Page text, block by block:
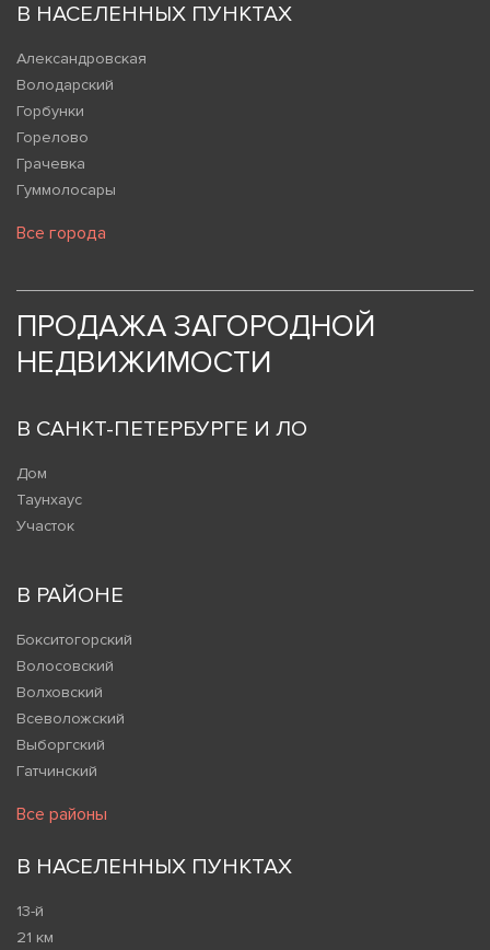
В НАСЕЛЕННЫХ ПУНКТАХ
Александровская
Володарский
Горбунки
Горелово
Грачевка
Гуммолосары
Все города
ПРОДАЖА ЗАГОРОДНОЙ
НЕДВИЖИМОСТИ
В САНКТ-ПЕТЕРБУРГЕ И ЛО
Дом
Таунхаус
Участок
В РАЙОНЕ
Бокситогорский
Волосовский
Волховский
Всеволожский
Выборгский
Гатчинский
Все районы
В НАСЕЛЕННЫХ ПУНКТАХ
13-й
21 км